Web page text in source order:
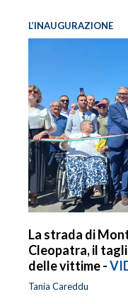
L’INAUGURAZIONE
La strada di
Cleopatra, il
delle vittime -
Tania Careddu